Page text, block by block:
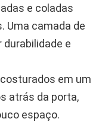
e coladas
Uma camada de
e
em um
atrás da porta,
espaço.